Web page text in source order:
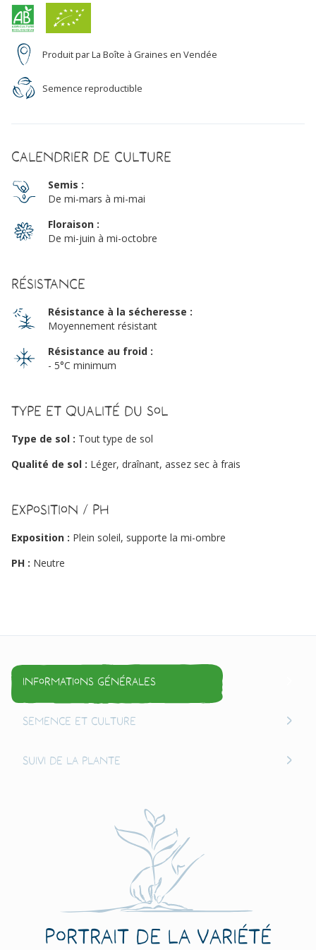
Produit par La Boîte à Graines en Vendée
Semence reproductible
Calendrier de culture
Semis :
De mi-mars à mi-mai
Floraison :
De mi-juin à mi-octobre
Résistance
Résistance à la sécheresse :
Moyennement résistant
Résistance au froid :
- 5°C minimum
Type et qualité du sol
Type de sol : Tout type de sol
Qualité de sol : Léger, draînant, assez sec à frais
Exposition / PH
Exposition : Plein soleil, supporte la mi-ombre
PH : Neutre
Informations générales
Semence et culture
Suivi de la plante
Portrait de la variété